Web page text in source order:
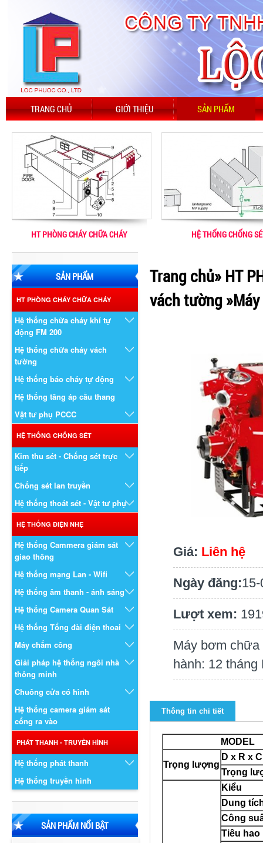
TRANG CHỦ GIỚI THIỆU SẢN PHẨM
HT PHÒNG CHÁY CHỮA CHÁY HỆ THỐNG CHỐNG
SẢN PHẨM
HT PHÒNG CHÁY CHỮA CHÁY
Hệ thống chữa cháy khí tự
động FM 200
Hệ thống chữa cháy vách
tường
Hệ thống báo cháy tự động
Hệ thống tăng áp cầu thang
Vật tư phụ PCCC
HỆ THỐNG CHỐNG SÉT
Kim thu sét - Chống sét trực
tiếp
Chống sét lan truyền
Hệ thống thoát sét - Vật tư phụ
HỆ THỐNG ĐIỆN NHẸ
Hệ thống Cammera giám sát
giao thông
Hệ thống mạng Lan - Wifi
Hệ thống âm thanh - ánh sáng
Hệ thống Camera Quan Sát
Hệ thống Tổng đài điện thoai
Máy chấm công
Giải pháp hệ thống ngôi nhà
thông minh
Chuông cửa có hình
Hệ thống camera giám sát
cổng ra vào
PHÁT THANH - TRUYỀN HÌNH
Hệ thống phát thanh
Hệ thống truyền hình
SẢN PHẨM NỔI BẬT
Trang chủ» HT
vách tường»
Giá: Liên hệ
Ngày đăng:
Lượt xem:
Máy bơm chữa
hành: 12 tháng
Thông tin chi tiết
MODEL
Trọng lượng
D x R x
Trọng
Kiểu
Dung
Công
Tiêu hao